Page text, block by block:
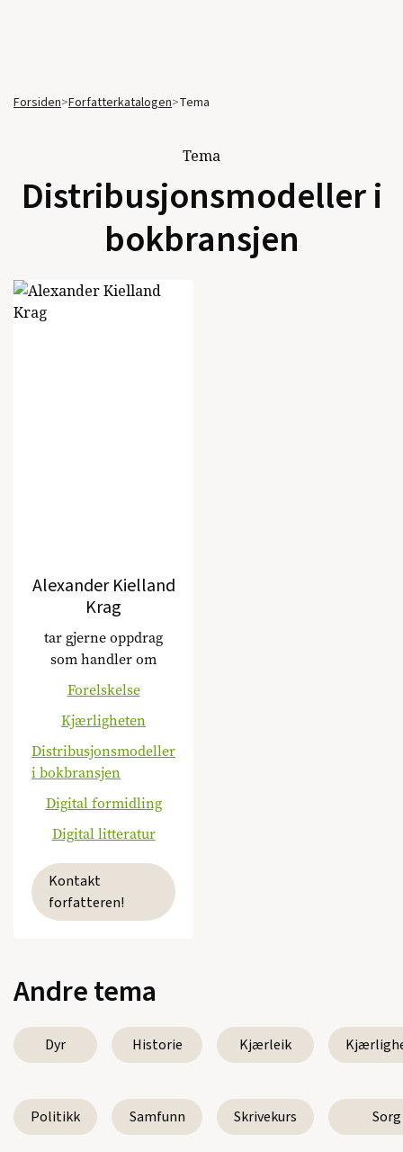
Forsiden>Forfatterkatalogen>Tema
Tema
Distribusjonsmodeller i
bokbransjen
Alexander Kielland
Krag
tar gjerne oppdrag
som handler om
Forelskelse
Kjærligheten
Distribusjonsmodeller
i bokbransjen
Digital formidling
Digital litteratur
Kontakt
forfatteren!
Andre tema
Dyr Historie Kjærleik
Politikk Samfunn Skrivekurs Sorg